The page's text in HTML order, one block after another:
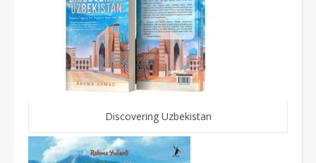
Discovering Uzbekistan